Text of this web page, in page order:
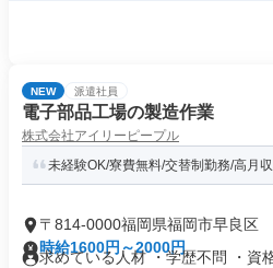
NEW 派遣社員
電子部品工場の製造作業
株式会社アイリーピープル
未経験OK/寮費無料/交替制勤務/高月
〒814-0000福岡県福岡市早良区
時給1600円～2000円
求めている人材 ・学歴不問 ・資